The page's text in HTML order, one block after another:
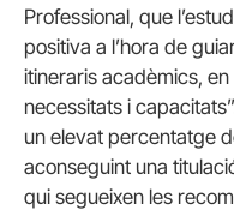
Professional, que
positiva a l’hora de
itineraris acadèmics,
necessitats i
un elevat percentatge
aconseguint una
qui segueixen les